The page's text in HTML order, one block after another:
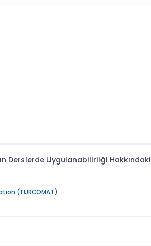
Derslerde Uygulanabilirliği Hakkındaki
(TURCOMAT)